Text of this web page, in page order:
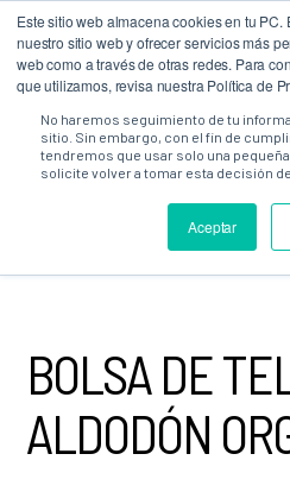
Este sitio web almacena cookies en tu
nuestro sitio web y ofrecer servicios más
web como a través de otras redes. Para
que utilizamos, revisa nuestra Política de
No haremos seguimiento de tu
sitio. Sin embargo, con el fin de
tendremos que usar solo una
solicite volver a tomar esta decisión
Aceptar
TIENDA·TODOS LOS PRODUCTOS·
BOLSA DE
ALDODÓN